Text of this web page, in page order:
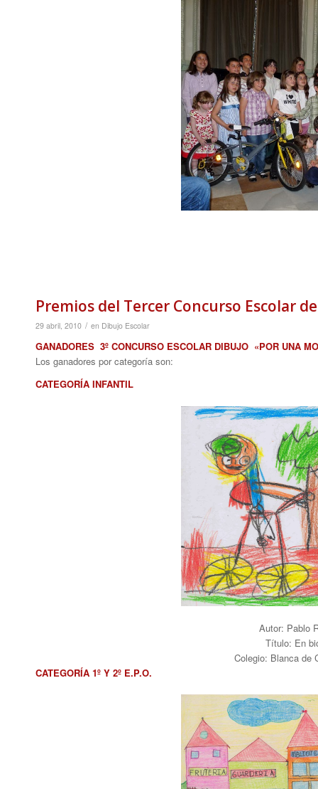
Premios del Tercer Concurso Escolar
29 abril, 2010 / en Dibujo Escolar
GANADORES 3º CONCURSO ESCOLAR DIBUJO «POR UNA
Los ganadores por categoría son:
CATEGORÍA INFANTIL
Autor: Pablo
Título: En
Colegio: Blanca
CATEGORÍA 1º Y 2º E.P.O.